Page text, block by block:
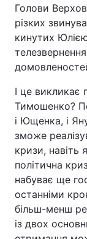
Голови
різких
кинутих
І це викликає
Тимошенко?
і Ющенка, і
зможе
кризи, навіть
політична
набуває ще
останніми
більш-менш
із двох